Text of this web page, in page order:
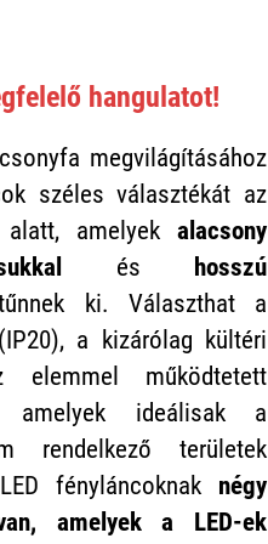
hangulatot!
megvilágításához
széles választékát az
alatt, amelyek alacsony
és
hosszú
ki. Választhat a
a kizárólag kültéri
működtetett
amelyek ideálisak a
rendelkező területek
fényláncoknak négy
amelyek a LED-ek